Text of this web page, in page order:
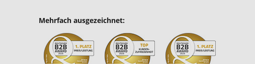
Mehrfach ausgezeichnet: